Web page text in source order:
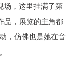
场，这里挂满了第
品，展览的主角都
，仿佛也是她在音